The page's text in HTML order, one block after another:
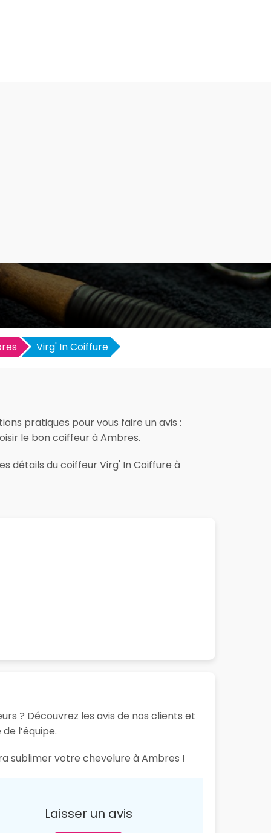
Virg' In Coiffure
pratiques pour vous faire un avis :
le bon coiffeur à Ambres.
détails du coiffeur Virg' In Coiffure à
? Découvrez les avis de nos clients et
l’équipe.
sublimer votre chevelure à Ambres !
Laisser un avis